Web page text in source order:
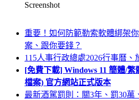
Screenshot
重要！如何防範勒索軟體綁架
案、跟你要錢？
115人事行政總處2026行事曆、
[免費下載] Windows 11 簡體/
檔案) 官方網站正式版本
最新酒駕罰則：關3年、罰30萬